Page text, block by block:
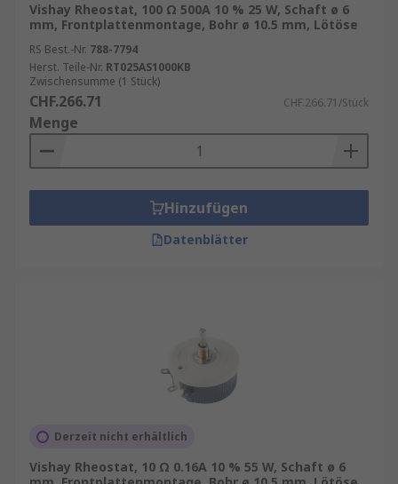
Vishay Rheostat, 100 Ω 500A 10 % 25 W, Schaft ø 6
mm, Frontplattenmontage, Bohr ø 10.5 mm, Lötöse
RS Best.-Nr. 788-7794
Herst. Teile-Nr. RT025AS1000KB
Zwischensumme (1 Stück)
CHF.266.71 CHF.266.71/Stück
Menge
Hinzufügen
Datenblätter
Derzeit nicht erhältlich
Vishay Rheostat, 10 Ω 0.16A 10 % 55 W, Schaft ø 6